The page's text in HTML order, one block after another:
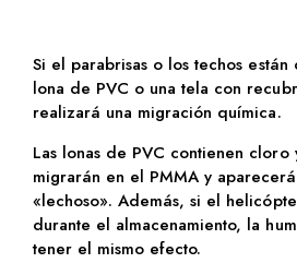
Si el parabrisas o los techos están
lona de PVC o una tela con
realizará una migración química.
Las lonas de PVC contienen cloro
migrarán en el PMMA y
«lechoso». Además, si el
durante el almacenamiento, la
tener el mismo efecto.